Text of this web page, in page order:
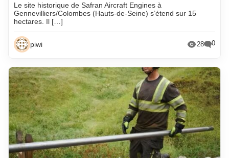
Le site historique de Safran Aircraft Engines à
Gennevilliers/Colombes (Hauts-de-Seine) s’étend sur 15
hectares. Il […]
piwi 28 0